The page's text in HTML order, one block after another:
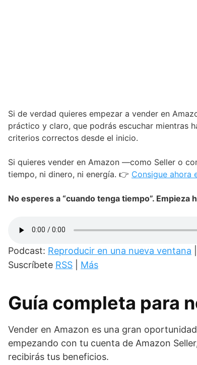
Si de verdad quieres empezar a vender en
práctico y claro, que podrás escuchar mientras
criterios correctos desde el inicio.
Si quieres vender en Amazon —como Seller o
tiempo, ni dinero, ni energía. 👉 Consigue ahora
No esperes a “cuando tenga tiempo”.
Podcast: Reproducir en una nueva ventana
Suscríbete RSS Más
Guía completa para
Vender en Amazon es una gran
empezando con tu cuenta de Amazon
recibirás tus beneficios.